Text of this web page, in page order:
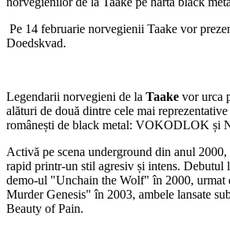
Pe 14 februarie norvegienii Taake vor
Doedskvad.
Legendarii norvegieni de la Taake vor urca
alături de două dintre cele mai
românești de black metal: VOKODLOK și
Activă pe scena underground din anul 2000,
rapid printr-un stil agresiv și intens. Debutul
demo-ul "Unchain the Wolf" în 2000, urmat
Murder Genesis" în 2003, ambele lansate
Beauty of Pain.